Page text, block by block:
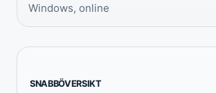
Windows, online
SNABBÖVERSIKT